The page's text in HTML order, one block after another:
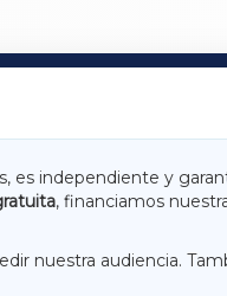
es independiente y
, financiamos
nuestra audiencia.